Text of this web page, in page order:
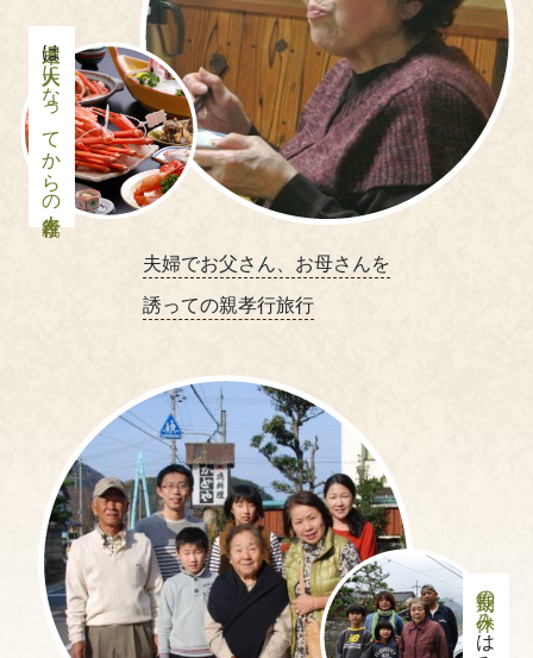
は
大人になってからの親孝行！
夫婦でお父さん、お母さんを
誘っての親孝行旅行
長期の休み